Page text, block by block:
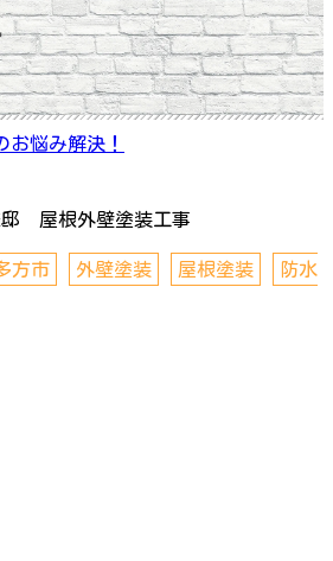
お悩み解決！
屋根外壁塗装工事
方市 外壁塗装 屋根塗装 防水